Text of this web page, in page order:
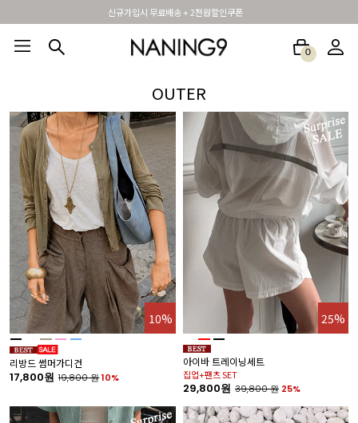
휴면 해제시 무료배송쿠폰
0
OUTER
10%
리방드 썸머가디건
17,800원 19,800원10%
25%
아이바 트레이닝세트
집업+팬츠 SET
29,800원 39,800원 25%